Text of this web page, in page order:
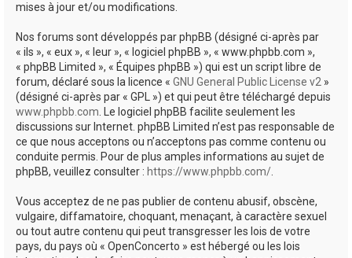
mises à jour et/ou modifications.
Nos forums sont développés par phpBB (désigné ci-après par
« ils », « eux », « leur », « logiciel phpBB », « www.phpbb.com »,
« phpBB Limited », « Équipes phpBB ») qui est un script libre de
forum, déclaré sous la licence « GNU General Public License v2 »
(désigné ci-après par « GPL ») et qui peut être téléchargé depuis
www.phpbb.com. Le logiciel phpBB facilite seulement les
discussions sur Internet. phpBB Limited n’est pas responsable de
ce que nous acceptons ou n’acceptons pas comme contenu ou
conduite permis. Pour de plus amples informations au sujet de
phpBB, veuillez consulter : https://www.phpbb.com/.
Vous acceptez de ne pas publier de contenu abusif, obscène,
vulgaire, diffamatoire, choquant, menaçant, à caractère sexuel
ou tout autre contenu qui peut transgresser les lois de votre
pays, du pays où « OpenConcerto » est hébergé ou les lois